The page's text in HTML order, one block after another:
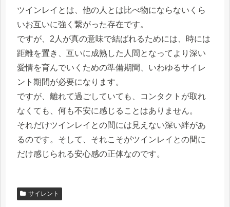
ツインレイとは、他の人とは比べ物にならないくら
いお互いに強く繋がった存在です。
ですが、2人が真の意味で結ばれるためには、時には
距離を置き、互いに成熟した人間となってより深い
愛情を育んでいくための準備期間、いわゆるサイレ
ント期間が必要になります。
ですが、離れて過ごしていても、コンタクトが取れ
なくても、何も不安に感じることはありません。
それだけツインレイとの間には見えない深い絆があ
るのです。そして、それこそがツインレイとの間に
だけ感じられる安心感の正体なのです。
サイレント